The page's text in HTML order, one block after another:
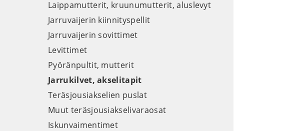
Laippamutterit, kruunumutterit, aluslevyt
Jarruvaijerin kiinnityspellit
Jarruvaijerin sovittimet
Levittimet
Pyöränpultit, mutterit
Jarrukilvet, akselitapit
Teräsjousiakselien puslat
Muut teräsjousiakselivaraosat
Iskunvaimentimet